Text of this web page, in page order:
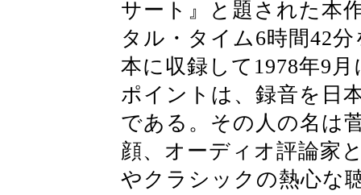
サート』と題された本
タル・タイム6時間42
本に収録して1978年9
ポイントは、録音を日
である。その人の名は
顔、オーディオ評論家
やクラシックの熱心な